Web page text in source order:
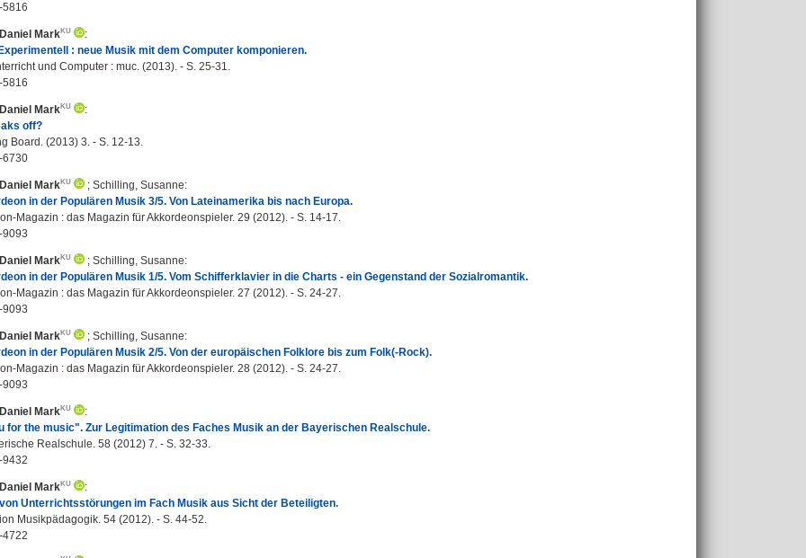
5816
Mark
:
: neue Musik mit dem Computer komponieren.
und Computer : muc. (2013). - S. 25-31.
5816
Mark
:
off?
Board. (2013) 3. - S. 12-13.
6730
Mark ; Schilling, Susanne:
in der Populären Musik 3/5. Von Lateinamerika bis nach Europa.
Magazin : das Magazin für Akkordeonspieler. 29 (2012). - S. 14-17.
9093
Mark ; Schilling, Susanne:
in der Populären Musik 1/5. Vom Schifferklavier in die Charts - ein Gegenstand der Sozialromantik.
Magazin : das Magazin für Akkordeonspieler. 27 (2012). - S. 24-27.
9093
Mark ; Schilling, Susanne:
in der Populären Musik 2/5. Von der europäischen Folklore bis zum Folk(-Rock).
Magazin : das Magazin für Akkordeonspieler. 28 (2012). - S. 24-27.
9093
Mark
:
for the music". Zur Legitimation des Faches Musik an der Bayerischen Realschule.
Realschule. 58 (2012) 7. - S. 32-33.
9432
Mark
:
Unterrichtsstörungen im Fach Musik aus Sicht der Beteiligten.
Musikpädagogik. 54 (2012). - S. 44-52.
4722